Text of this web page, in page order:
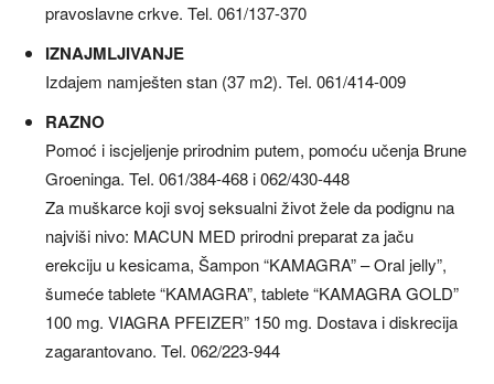
pravoslavne crkve. Tel. 061/137-370
IZNAJMLJIVANJE
Izdajem namješten stan (37 m2). Tel. 061/414-009
RAZNO
Pomoć i iscjeljenje prirodnim putem, pomoću učenja Brune
Groeninga. Tel. 061/384-468 i 062/430-448
Za muškarce koji svoj seksualni život žele da podignu na
najviši nivo: MACUN MED prirodni preparat za jaču
erekciju u kesicama, Šampon “KAMAGRA” – Oral jelly”,
šumeće tablete “KAMAGRA”, tablete “KAMAGRA GOLD”
100 mg. VIAGRA PFEIZER” 150 mg. Dostava i diskrecija
zagarantovano. Tel. 062/223-944